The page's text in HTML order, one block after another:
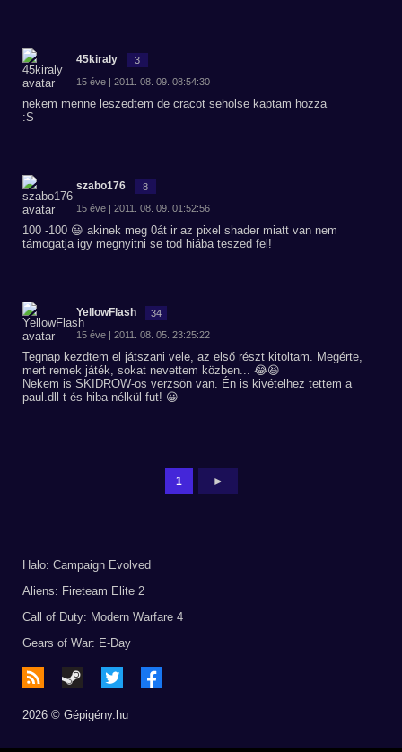
45kiraly 3
15 éve | 2011. 08. 09. 08:54:30
nekem menne leszedtem de cracot seholse kaptam hozza
:S
szabo176 8
15 éve | 2011. 08. 09. 01:52:56
100 -100 😃 akinek meg 0át ir az pixel shader miatt van nem
támogatja igy megnyitni se tod hiába teszed fel!
YellowFlash 34
15 éve | 2011. 08. 05. 23:25:22
Tegnap kezdtem el játszani vele, az első részt kitoltam. Megérte,
mert remek játék, sokat nevettem közben... 😂😆
Nekem is SKIDROW-os verzsön van. Én is kivételhez tettem a
paul.dll-t és hiba nélkül fut! 😀
1 ►
Halo: Campaign Evolved
Aliens: Fireteam Elite 2
Call of Duty: Modern Warfare 4
Gears of War: E-Day
2026 © Gépigény.hu